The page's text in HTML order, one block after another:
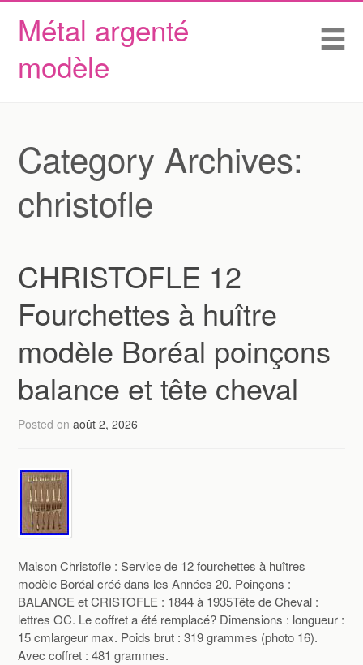
Métal argenté
modèle
Skip to content
Accueil
Conditions d’utilisation
Category Archives:
christofle
CHRISTOFLE 12
Fourchettes à huître
modèle Boréal poinçons
balance et tête cheval
Posted onaoût 2, 2026
Maison Christofle : Service de 12 fourchettes à huîtres
modèle Boréal créé dans les Années 20. Poinçons :
BALANCE et CRISTOFLE : 1844 à 1935Tête de Cheval :
lettres OC. Le coffret a été remplacé? Dimensions : longueur :
15 cmlargeur max. Poids brut : 319 grammes (photo 16).
Avec coffret : 481 grammes.